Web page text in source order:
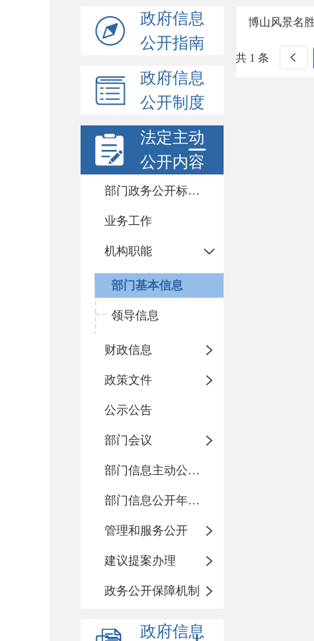
政府信息
公开指南
政府信息
公开制度
法定主动
公开内容
部门政务公开标准化目录
业务工作
机构职能
部门基本信息
领导信息
财政信息
政策文件
公示公告
部门会议
部门信息主动公开基本目录
部门信息公开年度报告
管理和服务公开
建议提案办理
政务公开保障机制
政府信息
博山风景名
共 1 条